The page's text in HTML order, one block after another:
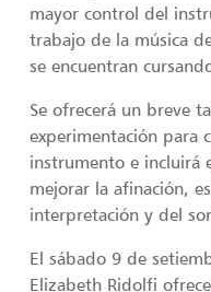
mayor control del
trabajo de la música
se encuentran
Se ofrecerá un breve
experimentación para
instrumento e incluirá
mejorar la afinación,
interpretación y del
El sábado 9 de
Elizabeth Ridolfi